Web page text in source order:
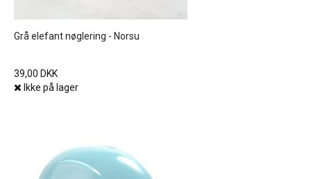
Grå elefant nøglering - Norsu
39,00 DKK
Ikke på lager